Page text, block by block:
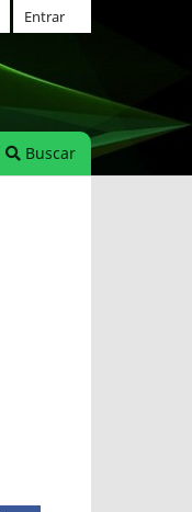
Buscar
Entrar